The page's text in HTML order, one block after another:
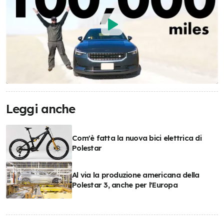
Leggi anche
Com'è fatta la nuova bici elettrica di
Polestar
Al via la produzione americana della
Polestar 3, anche per l'Europa